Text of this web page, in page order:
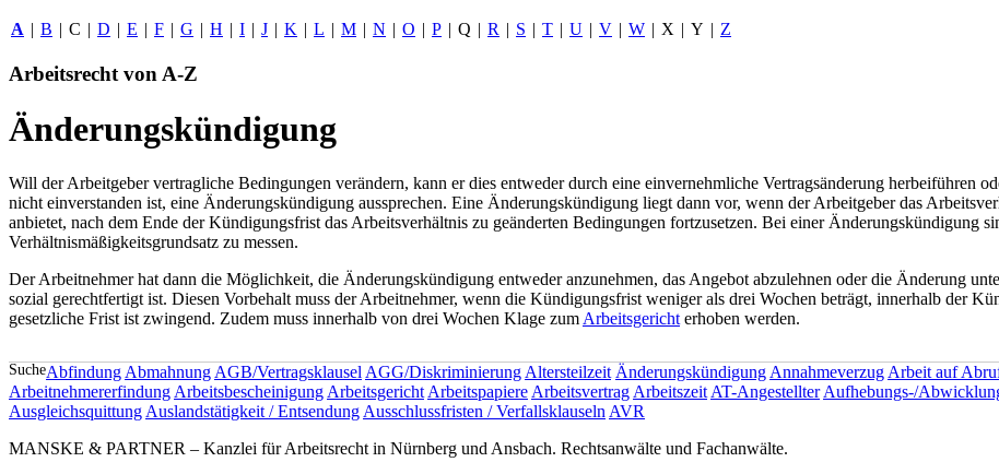
A | B | C | D | E | F | G | H | I | J | K | L | M | N | O | P | Q | R | S | T | U | V | W | X | Y | Z
Arbeitsrecht von A-Z
Änderungskündigung
Will der Arbeitgeber vertragliche Bedingungen verändern, kann er dies entweder durch eine einvernehmliche Vertragsänderung herbeiführen
nicht einverstanden ist, eine Änderungskündigung aussprechen. Eine Änderungskündigung liegt dann vor, wenn der Arbeitgeber das
anbietet, nach dem Ende der Kündigungsfrist das Arbeitsverhältnis zu geänderten Bedingungen fortzusetzen. Bei einer Änderungskündigung
Verhältnismäßigkeitsgrundsatz zu messen.
Der Arbeitnehmer hat dann die Möglichkeit, die Änderungskündigung entweder anzunehmen, das Angebot abzulehnen oder die Änderung
sozial gerechtfertigt ist. Diesen Vorbehalt muss der Arbeitnehmer, wenn die Kündigungsfrist weniger als drei Wochen beträgt, innerhalb der
gesetzliche Frist ist zwingend. Zudem muss innerhalb von drei Wochen Klage zum Arbeitsgericht erhoben werden.
SucheAbfindung Abmahnung AGB/Vertragsklausel AGG/Diskriminierung Altersteilzeit Änderungskündigung Annahmeverzug Arbeit auf
Arbeitnehmererfindung Arbeitsbescheinigung Arbeitsgericht Arbeitspapiere Arbeitsvertrag Arbeitszeit AT-Angestellter Aufhebungs-/
Ausgleichsquittung Auslandstätigkeit / Entsendung Ausschlussfristen / Verfallsklauseln AVR
MANSKE & PARTNER – Kanzlei für Arbeitsrecht in Nürnberg und Ansbach. Rechtsanwälte und Fachanwälte.